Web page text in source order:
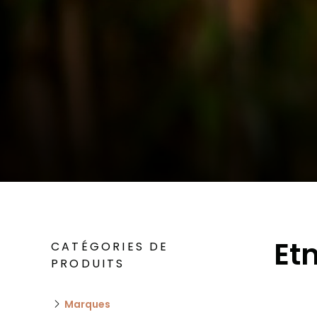
CATÉGORIES DE
PRODUITS
Marques